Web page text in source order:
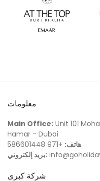
معلومات
Main Office: Unit 101
Hamar - Dubai
هاتف: +971 586601448
بريد إلكتروني:
شركة كبرى